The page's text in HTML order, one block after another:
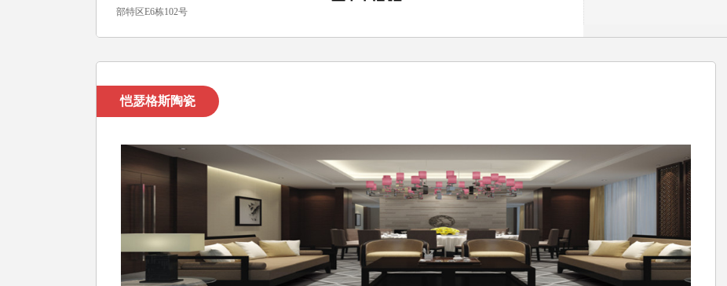
部特区E6栋102号
恺瑟格斯陶瓷